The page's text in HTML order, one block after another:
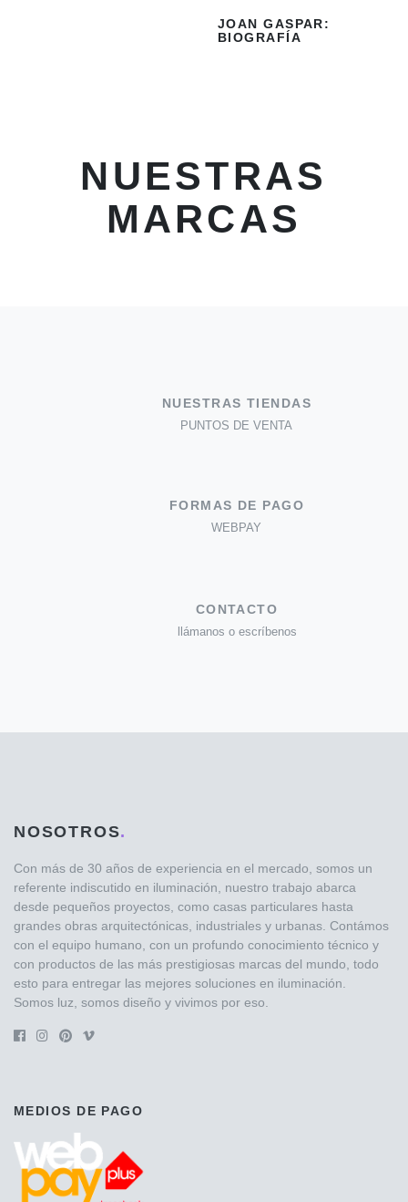
JOAN GASPAR:
BIOGRAFÍA
NUESTRAS
MARCAS
NUESTRAS TIENDAS
PUNTOS DE VENTA
FORMAS DE PAGO
WEBPAY
CONTACTO
llámanos o escríbenos
NOSOTROS.
Con más de 30 años de experiencia en el mercado, somos un
referente indiscutido en iluminación, nuestro trabajo abarca
desde pequeños proyectos, como casas particulares hasta
grandes obras arquitectónicas, industriales y urbanas. Contámos
con el equipo humano, con un profundo conocimiento técnico y
con productos de las más prestigiosas marcas del mundo, todo
esto para entregar las mejores soluciones en iluminación.
Somos luz, somos diseño y vivimos por eso.
MEDIOS DE PAGO